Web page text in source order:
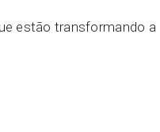
estão transformando a